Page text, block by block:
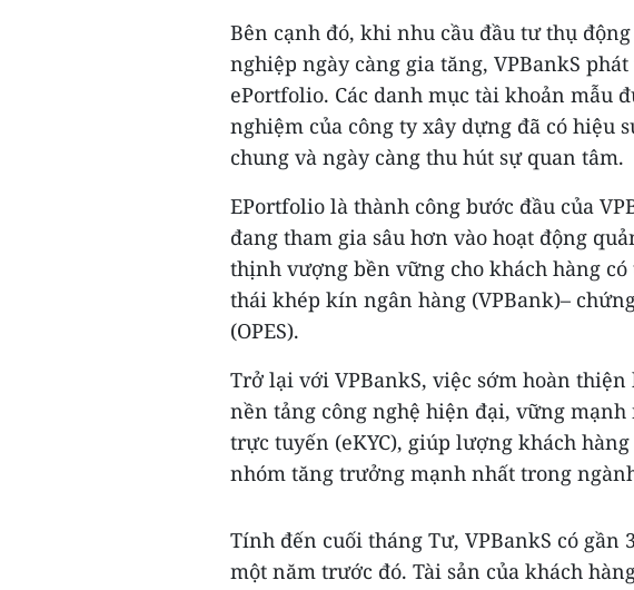
Bên cạnh đó, khi nhu cầu đầu tư thụ
nghiệp ngày càng gia tăng, VPBankS
ePortfolio. Các danh mục tài khoản mẫu
nghiệm của công ty xây dựng đã có hiệu
chung và ngày càng thu hút sự quan tâm.
EPortfolio là thành công bước đầu của
đang tham gia sâu hơn vào hoạt động
thịnh vượng bền vững cho khách hàng
thái khép kín ngân hàng (VPBank)–
(OPES).
Trở lại với VPBankS, việc sớm hoàn
nền tảng công nghệ hiện đại, vững
trực tuyến (eKYC), giúp lượng khách
nhóm tăng trưởng mạnh nhất trong
Tính đến cuối tháng Tư, VPBankS có gần
một năm trước đó. Tài sản của khách